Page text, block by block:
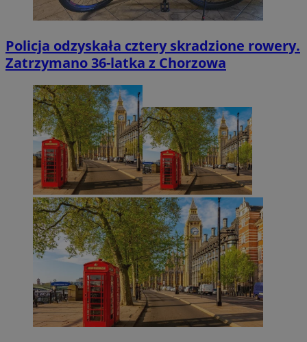
Policja odzyskała cztery skradzione rowery.
Zatrzymano 36-latka z Chorzowa